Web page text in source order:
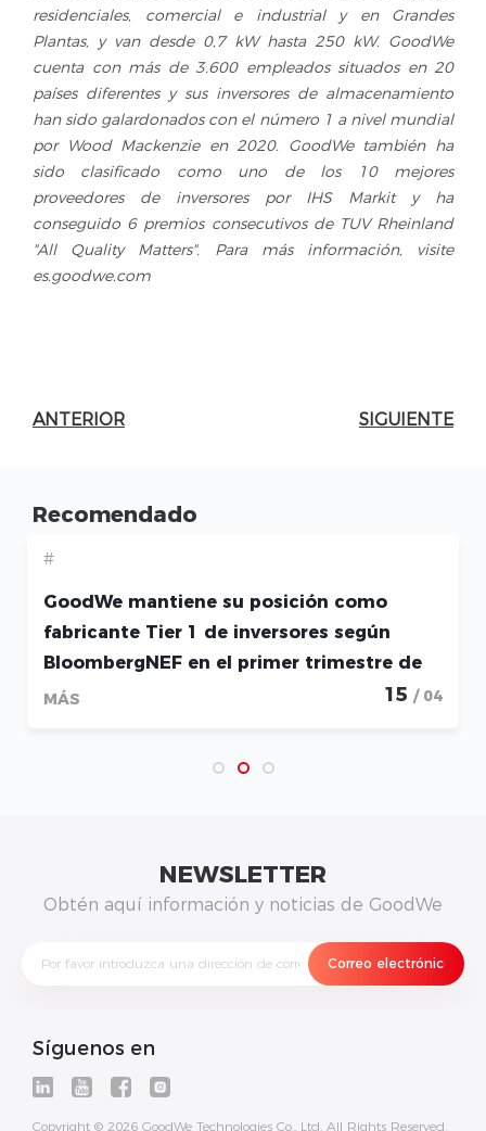
residenciales, comercial e industrial y en Grandes
Plantas, y van desde 0,7 kW hasta 250 kW. GoodWe
cuenta con más de 3.600 empleados situados en 20
países diferentes y sus inversores de almacenamiento
han sido galardonados con el número 1 a nivel mundial
por Wood Mackenzie en 2020. GoodWe también ha
sido clasificado como uno de los 10 mejores
proveedores de inversores por IHS Markit y ha
conseguido 6 premios consecutivos de TUV Rheinland
"All Quality Matters". Para más información, visite
es.goodwe.com
ANTERIOR SIGUIENTE
Recomendado
#
GoodWe mantiene su posición como
fabricante Tier 1 de inversores según
BloombergNEF en el primer trimestre de
2026
MÁS 15 / 04
NEWSLETTER
Obtén aquí información y noticias de GoodWe
Síguenos en
Copyright © 2026 GoodWe Technologies Co., Ltd. All Rights Reserved.